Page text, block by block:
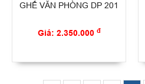
GHẾ VĂN PHÒNG DP 201
Giá: 2.350.000 đ